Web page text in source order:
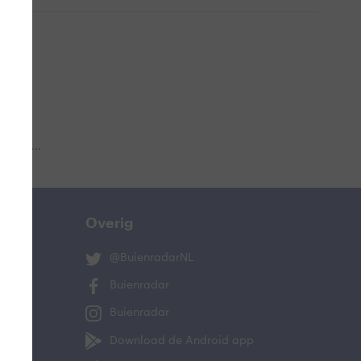
Overig
@BuienradarNL
Buienradar
Buienradar
Download de Android app